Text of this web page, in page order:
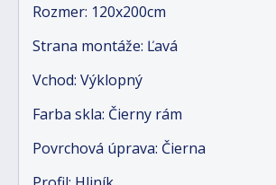
Rozmer: 120x200cm
Strana montáže: Ľavá
Vchod: Výklopný
Farba skla: Čierny rám
Povrchová úprava: Čierna